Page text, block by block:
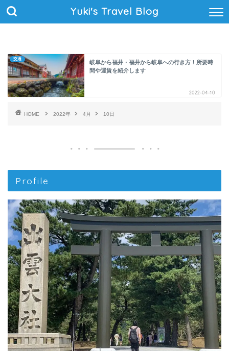
Yuki's Travel Blog
交通
岐阜から福井・福井から岐阜への行き方！所要時
間や運賃を紹介します
2022-04-10
HOME 2022年 4月 10日
Profile